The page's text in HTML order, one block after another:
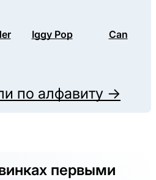
Iggy Pop Can
по алфавиту →
первыми